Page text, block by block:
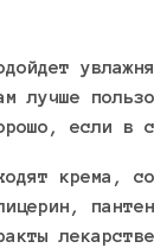
лучше
если в
крема,